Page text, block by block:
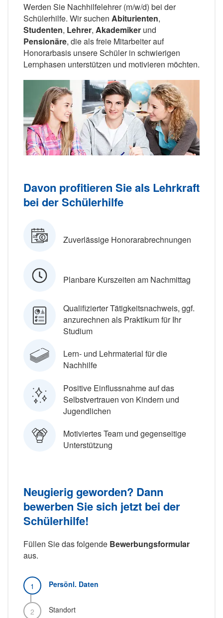
Werden Sie Nachhilfelehrer (m/w/d) bei der
Schülerhilfe. Wir suchen Abiturienten,
Studenten, Lehrer, Akademiker und
Pensionäre, die als freie Mitarbeiter auf
Honorarbasis unsere Schüler in schwierigen
Lernphasen unterstützen und motivieren möchten.
Davon profitieren Sie als Lehrkraft
bei der Schülerhilfe
Zuverlässige Honorarabrechnungen
Planbare Kurszeiten am Nachmittag
Qualifizierter Tätigkeitsnachweis, ggf.
anzurechnen als Praktikum für Ihr
Studium
Lern- und Lehrmaterial für die
Nachhilfe
Positive Einflussnahme auf das
Selbstvertrauen von Kindern und
Jugendlichen
Motiviertes Team und gegenseitige
Unterstützung
Neugierig geworden? Dann
bewerben Sie sich jetzt bei der
Schülerhilfe!
Füllen Sie das folgende Bewerbungsformular
aus.
Persönl. Daten
Standort